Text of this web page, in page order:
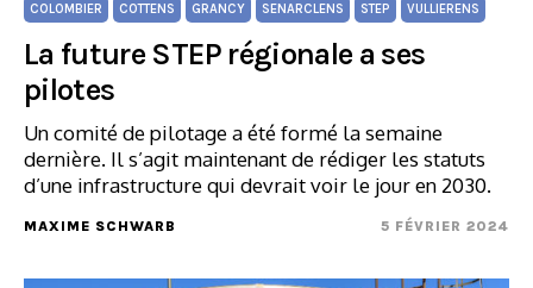
COLOMBIER COTTENS GRANCY SENARCLENS STEP VULLIERENS
La future STEP régionale a ses
pilotes
Un comité de pilotage a été formé la semaine
dernière. Il s’agit maintenant de rédiger les statuts
d’une infrastructure qui devrait voir le jour en 2030.
MAXIME SCHWARB 5 FÉVRIER 2024